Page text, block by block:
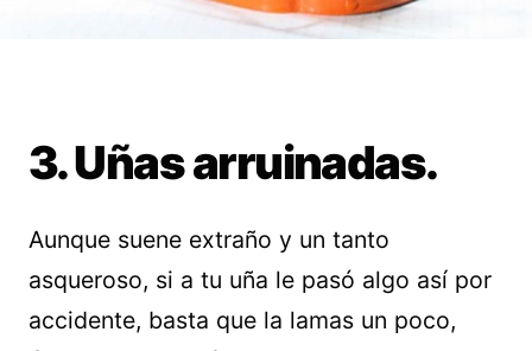
3. Uñas arruinadas.
Aunque suene extraño y un tanto
asqueroso, si a tu uña le pasó algo así por
accidente, basta que la lamas un poco,